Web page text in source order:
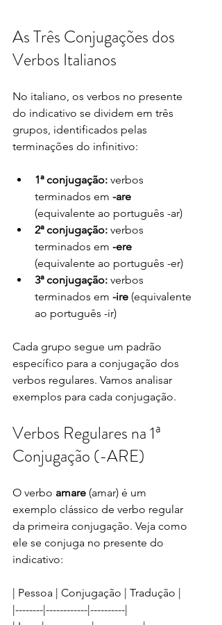
As Três Conjugações dos
Verbos Italianos
No italiano, os verbos no presente
do indicativo se dividem em três
grupos, identificados pelas
terminações do infinitivo:
1ª conjugação: verbos
terminados em -are
(equivalente ao português -ar)
2ª conjugação: verbos
terminados em -ere
(equivalente ao português -er)
3ª conjugação: verbos
terminados em -ire (equivalente
ao português -ir)
Cada grupo segue um padrão
específico para a conjugação dos
verbos regulares. Vamos analisar
exemplos para cada conjugação.
Verbos Regulares na 1ª
Conjugação (-ARE)
O verbo amare (amar) é um
exemplo clássico de verbo regular
da primeira conjugação. Veja como
ele se conjuga no presente do
indicativo:
| Pessoa | Conjugação | Tradução |
|--------|------------|----------|